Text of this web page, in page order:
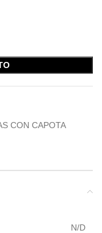
CON CAPOTA
N/D